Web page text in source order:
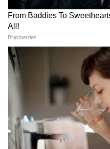
भारत के शीर्ष सप्लायर्स की
सप्लायर देश तेल
रूस 23
4.40
वेनेजुएला 4.17
सऊदी अरब 3.40